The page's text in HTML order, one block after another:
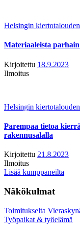
Helsingin
Materiaaleista parhain
Kirjoitettu 18.9.2023
Ilmoitus
Helsingin
Parempaa tietoa
rakennusalalla
Kirjoitettu 21.8.2023
Ilmoitus
Lisää kumppaneilta
Näkökulmat
Toimitukselta
Työpaikat & työelämä